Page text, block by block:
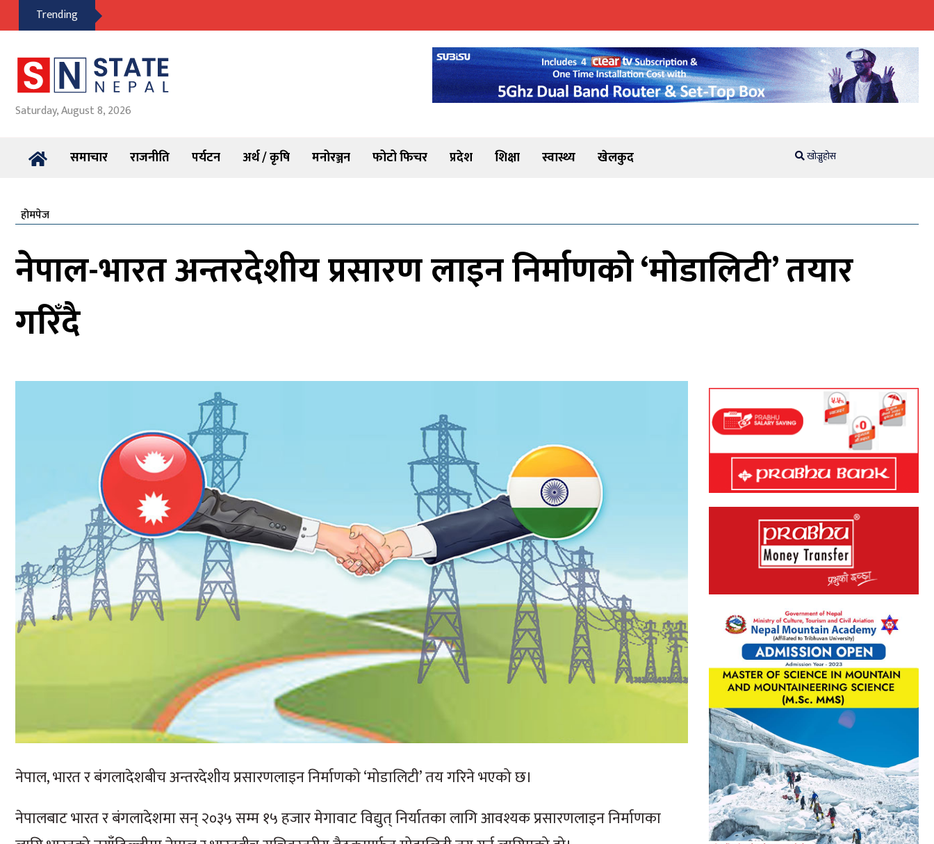
Trending
Saturday, August 8, 2026
समाचार राजनीति पर्यटन अर्थ / कृषि मनोरञ्जन फोटो फिचर प्रदेश शिक्षा स्वास्थ्य खेलकुद खोज्नुहोस
होमपेज
नेपाल-भारत अन्तरदेशीय प्रसारण लाइन निर्माणको ‘मोडालिटी’ तयार
गरिँदै
नेपाल, भारत र बंगलादेशबीच अन्तरदेशीय प्रसारणलाइन निर्माणको ‘मोडालिटी’ तय गरिने भएको छ।
नेपालबाट भारत र बंगलादेशमा सन् २०३५ सम्म १५ हजार मेगावाट विद्युत् निर्यातका लागि आवश्यक प्रसारणलाइन निर्माणका